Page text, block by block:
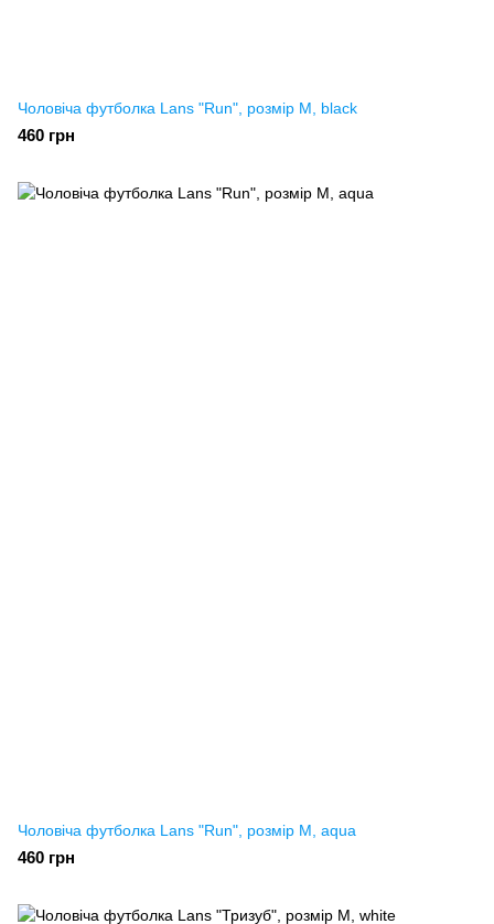
Чоловіча футболка Lans "Run", розмір M, black
460 грн
Чоловіча футболка Lans "Run", розмір M, aqua
460 грн